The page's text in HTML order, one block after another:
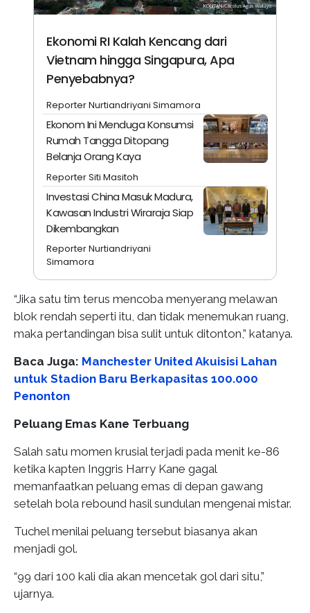
Ekonomi RI Kalah Kencang dari
Vietnam hingga Singapura, Apa
Penyebabnya?
Reporter Nurtiandriyani Simamora
Ekonom Ini Menduga Konsumsi
Rumah Tangga Ditopang
Belanja Orang Kaya
Reporter Siti Masitoh
Investasi China Masuk Madura,
Kawasan Industri Wiraraja Siap
Dikembangkan
Reporter Nurtiandriyani
Simamora
“Jika satu tim terus mencoba menyerang melawan
blok rendah seperti itu, dan tidak menemukan ruang,
maka pertandingan bisa sulit untuk ditonton,” katanya.
Baca Juga: Manchester United Akuisisi Lahan
untuk Stadion Baru Berkapasitas 100.000
Penonton
Peluang Emas Kane Terbuang
Salah satu momen krusial terjadi pada menit ke-86
ketika kapten Inggris Harry Kane gagal
memanfaatkan peluang emas di depan gawang
setelah bola rebound hasil sundulan mengenai mistar.
Tuchel menilai peluang tersebut biasanya akan
menjadi gol.
“99 dari 100 kali dia akan mencetak gol dari situ,”
ujarnya.